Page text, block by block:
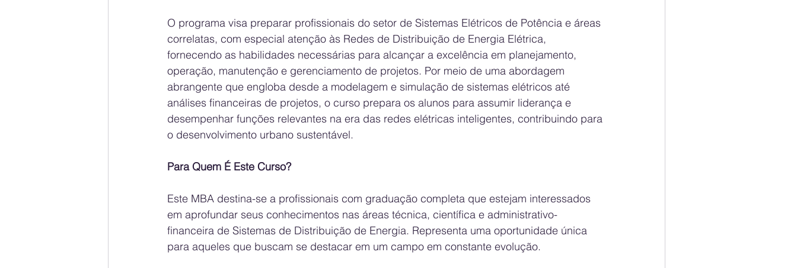
O programa visa preparar profissionais do setor de Sistemas Elétricos de Potência e áreas
correlatas, com especial atenção às Redes de Distribuição de Energia Elétrica,
fornecendo as habilidades necessárias para alcançar a excelência em planejamento,
operação, manutenção e gerenciamento de projetos. Por meio de uma abordagem
abrangente que engloba desde a modelagem e simulação de sistemas elétricos até
análises financeiras de projetos, o curso prepara os alunos para assumir liderança e
desempenhar funções relevantes na era das redes elétricas inteligentes, contribuindo para
o desenvolvimento urbano sustentável.
Para Quem É Este Curso?
Este MBA destina-se a profissionais com graduação completa que estejam interessados
em aprofundar seus conhecimentos nas áreas técnica, científica e administrativo-
financeira de Sistemas de Distribuição de Energia. Representa uma oportunidade única
para aqueles que buscam se destacar em um campo em constante evolução.